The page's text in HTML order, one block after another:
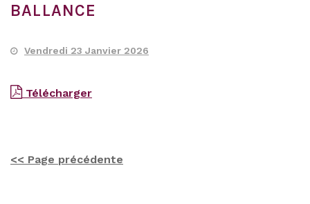
BALLANCE
Vendredi 23 Janvier 2026
Télécharger
<< Page précédente